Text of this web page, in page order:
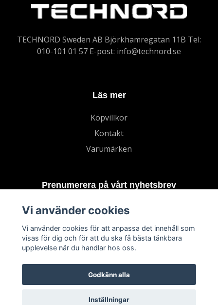
TECHNORD Sweden AB Björkhamregatan 11B Tel:
010-101 01 57 E-post: info@technord.se
Läs mer
Köpvillkor
Kontakt
Varumärken
Prenumerera på vårt nyhetsbrev
Vi använder cookies
Vi använder cookies för att anpassa det innehåll som
visas för dig och för att du ska få bästa tänkbara
upplevelse när du handlar hos oss.
Godkänn alla
Inställningar